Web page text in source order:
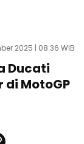
2025 | 08:36 WIB
Ducati
MotoGP